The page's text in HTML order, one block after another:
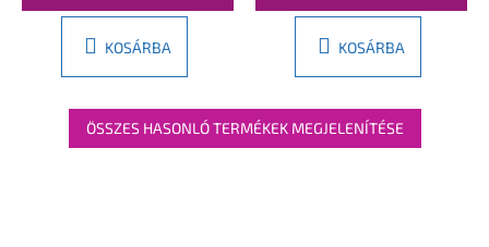
KOSÁRBA KOSÁRBA
ÖSSZES HASONLÓ TERMÉKEK MEGJELENÍTÉSE